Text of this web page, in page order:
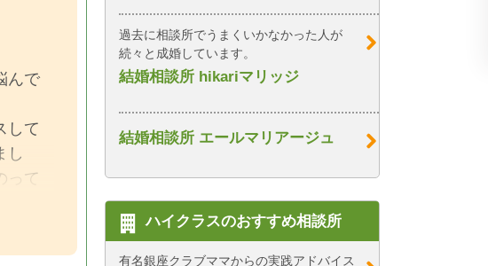
んで
して
し
って
大
過去に相談所でうまくいかなかった人が
続々と成婚しています。
結婚相談所 hikariマリッジ
結婚相談所 エールマリアージュ
ハイクラスのおすすめ相談所
有名銀座クラブママからの実践アドバイス